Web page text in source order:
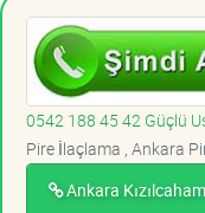
0542 188 45 42 Güçlü
Pire İlaçlama , Ankara
Ankara